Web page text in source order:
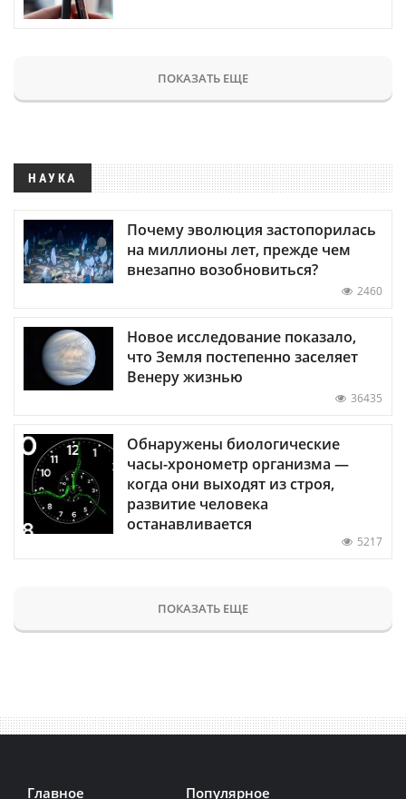
ПОКАЗАТЬ ЕЩЕ
НАУКА
Почему эволюция застопорилась
на миллионы лет, прежде чем
внезапно возобновиться?
2460
Новое исследование показало,
что Земля постепенно заселяет
Венеру жизнью
36435
Обнаружены биологические
часы-хронометр организма —
когда они выходят из строя,
развитие человека
останавливается
5217
ПОКАЗАТЬ ЕЩЕ
Главное Популярное